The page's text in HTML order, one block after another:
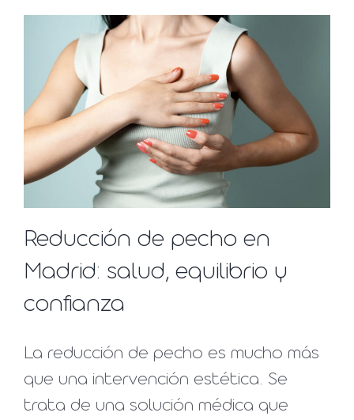
Reducción de pecho en
Madrid: salud, equilibrio y
confianza
La reducción de pecho es mucho más
que una intervención estética. Se
trata de una solución médica que